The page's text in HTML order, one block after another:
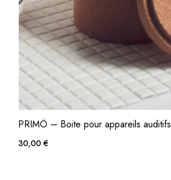
PRIMÖ – Boite pour appareils auditifs
30,00€